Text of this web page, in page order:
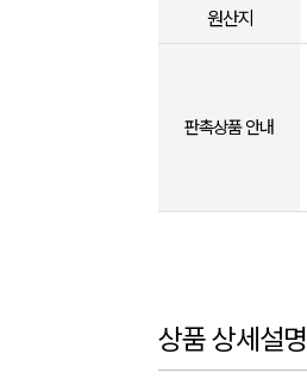
원산지
판촉상품 안내
상품 상세설명